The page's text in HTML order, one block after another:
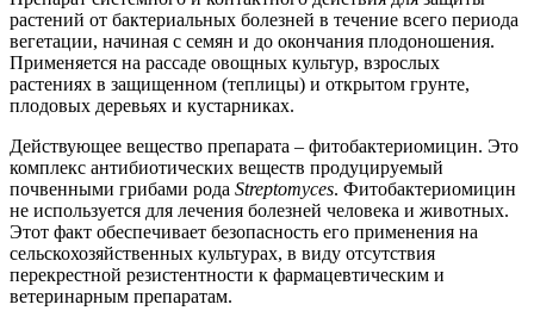
растений от бактериальных болезней в течение всего периода
вегетации, начиная с семян и до окончания плодоношения.
Применяется на рассаде овощных культур, взрослых
растениях в защищенном (теплицы) и открытом грунте,
плодовых деревьях и кустарниках.
Действующее вещество препарата – фитобактериомицин. Это
комплекс антибиотических веществ продуцируемый
почвенными грибами рода Streptomyces. Фитобактериомицин
не используется для лечения болезней человека и животных.
Этот факт обеспечивает безопасность его применения на
сельскохозяйственных культурах, в виду отсутствия
перекрестной резистентности к фармацевтическим и
ветеринарным препаратам.